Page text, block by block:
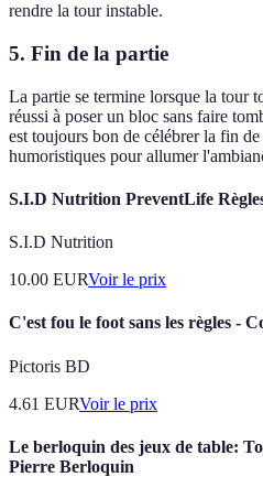
rendre la tour instable.
5. Fin de la partie
La partie se termine lorsque la tour
réussi à poser un bloc sans faire
est toujours bon de célébrer la fin
humoristiques pour allumer
S.I.D Nutrition PreventLife
S.I.D Nutrition
10.00 EURVoir le prix
C'est fou le foot sans les règles -
Pictoris BD
4.61 EURVoir le prix
Le berloquin des jeux de table:
Pierre Berloquin